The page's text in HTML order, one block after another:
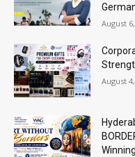
August
August